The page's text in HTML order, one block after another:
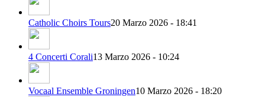
Catholic Choirs Tours20 Marzo 2026 - 18:41
4 Concerti Corali13 Marzo 2026 - 10:24
Vocaal Ensemble Groningen10 Marzo 2026 - 18:20